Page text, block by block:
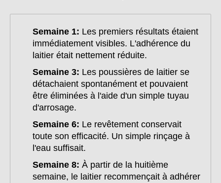
Semaine 1: Les premiers résultats étaient
immédiatement visibles. L'adhérence du
laitier était nettement réduite.
Semaine 3: Les poussières de laitier se
détachaient spontanément et pouvaient
être éliminées à l'aide d'un simple tuyau
d'arrosage.
Semaine 6: Le revêtement conservait
toute son efficacité. Un simple rinçage à
l'eau suffisait.
Semaine 8: À partir de la huitième
semaine, le laitier recommençait à adhérer